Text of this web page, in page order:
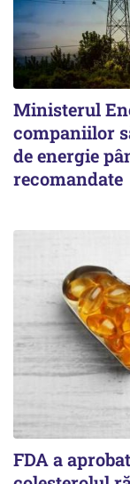
Ministerul
companiilor
de energie
recomandate
FDA a